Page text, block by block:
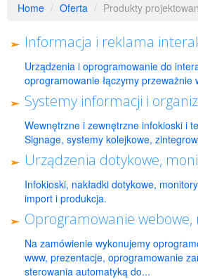
Home / Oferta / Produkty
Informacja i reklama
Urządzenia i oprogramowanie do
oprogramowanie łączymy
Systemy informacji i
Wewnętrzne i zewnętrzne infokioski i
Signage, systemy kolejkowe,
Urządzenia dotykowe,
Infokioski, nakładki dotykowe,
import i produkcja.
Oprogramowanie
Na zamówienie wykonujemy
www, prezentacje, oprogramowanie
sterowania automatyką do...